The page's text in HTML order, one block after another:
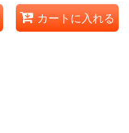
カートに入れる